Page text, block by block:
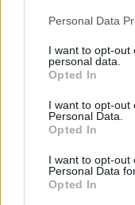
Personal Data
I want to opt-out
personal data.
Opted In
I want to opt-out
Personal Data.
Opted In
I want to opt-out
Personal Data
Opted In
Ριφιφί: Η σειρά του
Κρίση στη Θέουτα:
7 Αυγούστου, 2026
TRENDING